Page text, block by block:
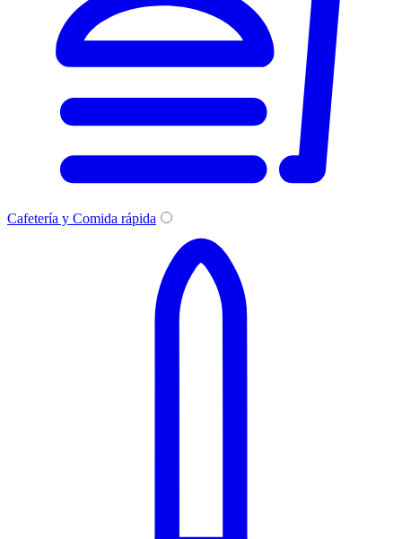
Cafetería y Comida rápida